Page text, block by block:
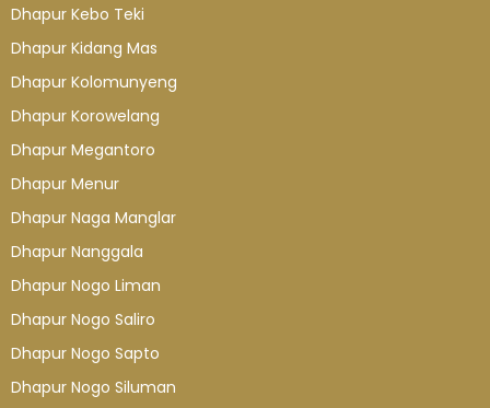
Dhapur Kebo Teki
Dhapur Kidang Mas
Dhapur Kolomunyeng
Dhapur Korowelang
Dhapur Megantoro
Dhapur Menur
Dhapur Naga Manglar
Dhapur Nanggala
Dhapur Nogo Liman
Dhapur Nogo Saliro
Dhapur Nogo Sapto
Dhapur Nogo Siluman